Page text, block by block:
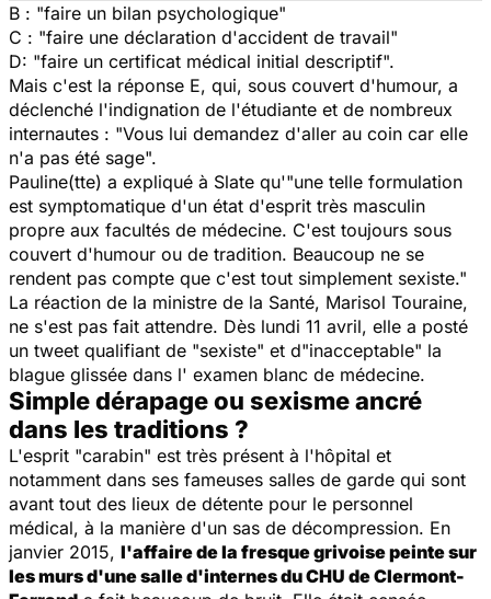
B : "faire un bilan psychologique"
C : "faire une déclaration d'accident de travail"
D: "faire un certificat médical initial descriptif".
Mais c'est la réponse E, qui, sous couvert d'humour, a
déclenché l'indignation de l'étudiante et de nombreux
internautes : "Vous lui demandez d'aller au coin car elle
n'a pas été sage".
Pauline(tte) a expliqué à Slate qu'"une telle formulation
est symptomatique d'un état d'esprit très masculin
propre aux facultés de médecine. C'est toujours sous
couvert d'humour ou de tradition. Beaucoup ne se
rendent pas compte que c'est tout simplement sexiste."
La réaction de la ministre de la Santé, Marisol Touraine,
ne s'est pas fait attendre. Dès lundi 11 avril, elle a posté
un tweet qualifiant de "sexiste" et d"inacceptable" la
blague glissée dans l' examen blanc de médecine.
Simple dérapage ou sexisme ancré
dans les traditions ?
L'esprit "carabin" est très présent à l'hôpital et
notamment dans ses fameuses salles de garde qui sont
avant tout des lieux de détente pour le personnel
médical, à la manière d'un sas de décompression. En
janvier 2015, l'affaire de la fresque grivoise peinte sur
les murs d'une salle d'internes du CHU de Clermont-